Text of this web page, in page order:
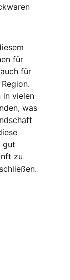
für
für
in vielen
was
gut
zu